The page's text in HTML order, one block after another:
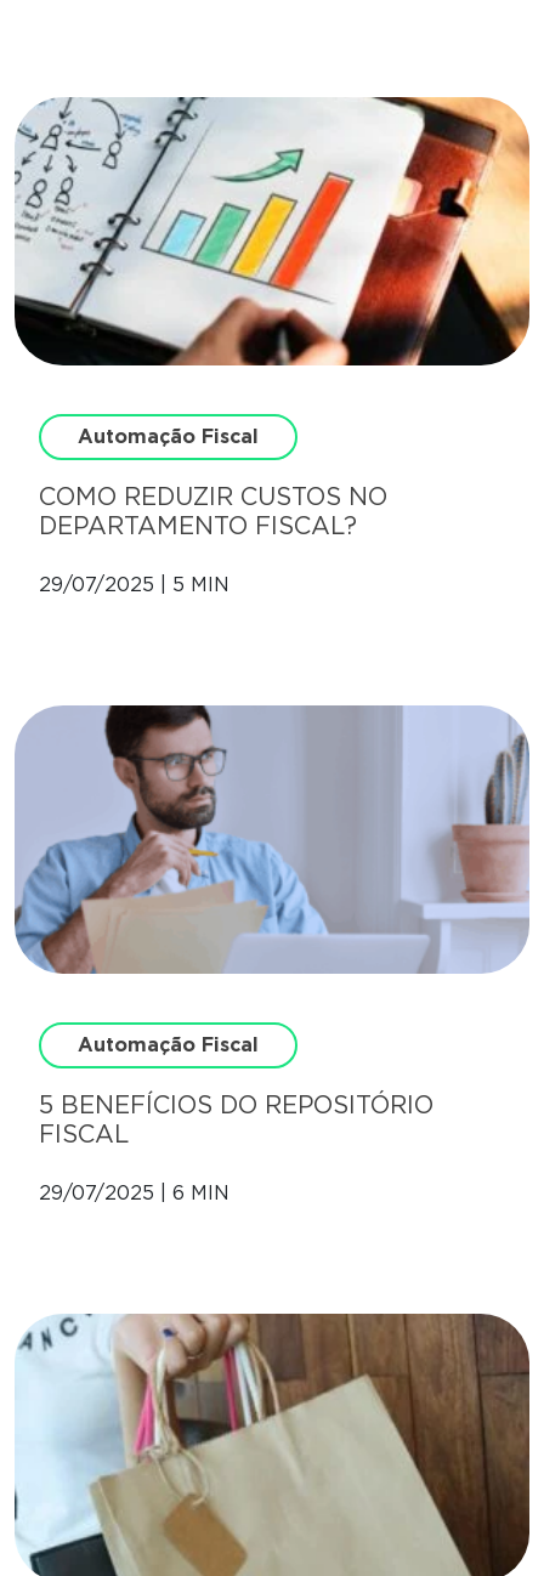
Automação Fiscal
COMO REDUZIR CUSTOS NO
DEPARTAMENTO FISCAL?
29/07/2025 | 5 MIN
Automação Fiscal
5 BENEFÍCIOS DO REPOSITÓRIO
FISCAL
29/07/2025 | 6 MIN